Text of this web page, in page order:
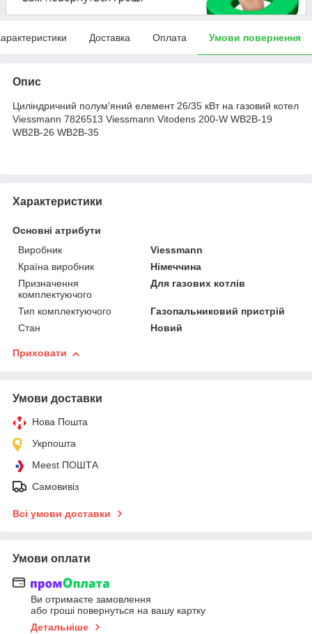
Доставка Оплата Умови повернення
Опис
Циліндричний полум'яний елемент 26/35 кВт на газовий котел
Viessmann 7826513 Viessmann Vitodens 200-W WB2B-19
WB2B-26 WB2B-35
Характеристики
Основні атрибути
Виробник
Viessmann
Країна виробник
Німеччина
Призначення
комплектуючого
Для газових котлів
Тип комплектуючого
Газопальниковий пристрій
Стан
Новий
Приховати
Умови доставки
Нова Пошта
Укрпошта
Meest ПОШТА
Самовивіз
Всі умови доставки
Умови оплати
Ви отримаєте замовлення
або гроші повернуться на вашу картку
Детальніше